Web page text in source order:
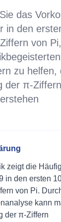
das
in den
von
zu helfen,
der π-
zeigt die
in den ersten
von Pi.
kann
der π-Ziffern